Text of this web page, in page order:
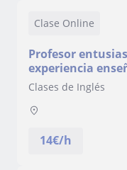
Clase Online
Profesor
experiencia
personas de
Clases de Inglés
14€/h